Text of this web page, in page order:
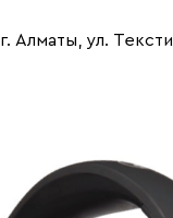
г. Алматы, ул.